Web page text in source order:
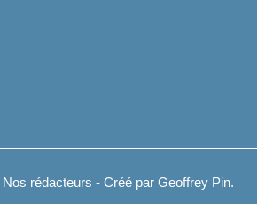
Nos rédacteurs - Créé par Geoffrey Pin.